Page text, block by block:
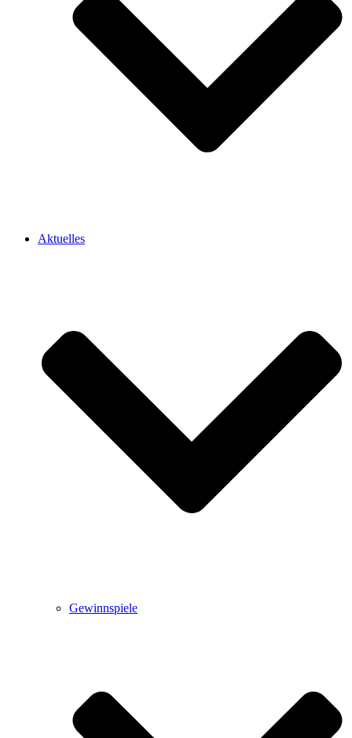
Aktuelles
Gewinnspiele